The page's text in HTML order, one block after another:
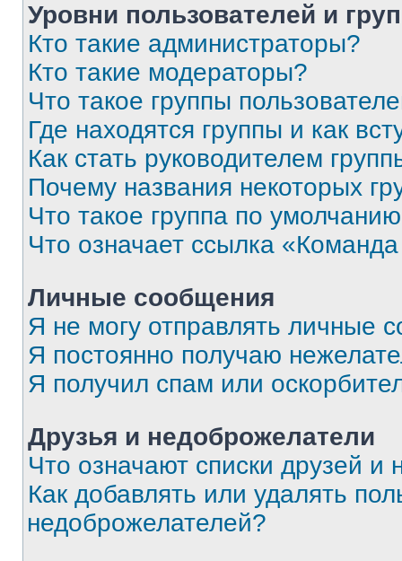
Уровни пользователей и
Кто такие администраторы?
Кто такие модераторы?
Что такое группы
Где находятся группы и как
Как стать руководителем
Почему названия некоторых
Что такое группа по
Что означает ссылка
Личные сообщения
Я не могу отправлять личные
Я постоянно получаю
Я получил спам или
Друзья и недоброжелатели
Что означают списки друзей и
Как добавлять или удалять
недоброжелателей?